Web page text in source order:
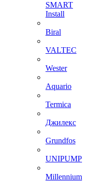
SMART
Install
Biral
VALTEC
Wester
Aquario
Termica
Джилекс
Grundfos
UNIPUMP
Millennium